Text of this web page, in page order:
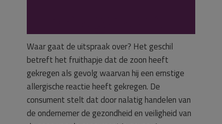
Waar gaat de uitspraak over? Het geschil
betreft het fruithapje dat de zoon heeft
gekregen als gevolg waarvan hij een ernstige
allergische reactie heeft gekregen. De
consument stelt dat door nalatig handelen van
de ondernemer de gezondheid en veiligheid van